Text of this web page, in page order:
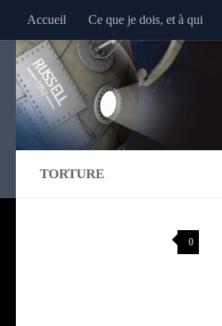
Au dessous du contenu
Accueil Ce que je dois, et à qui
TORTURE
0